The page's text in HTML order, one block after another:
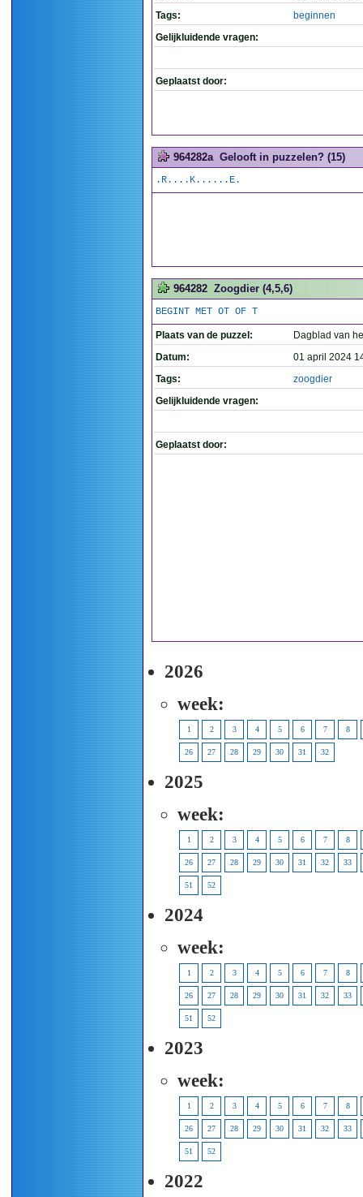
Tags:
beginnen
Gelijkluidende vragen:
Geplaatst door:
964282a Gelooft in puzzelen? (15)
.R....K......E.
964282 Zoogdier (4,5,6)
BEGINT MET OT OF T
Plaats van de puzzel:
Dagblad van
Datum:
01 april 2024
Tags:
zoogdier
Gelijkluidende vragen:
Geplaatst door:
2026
week:
1 2 3 4 5 6 7 8
26 27 28 29 30 31 32
2025
week:
1 2 3 4 5 6 7 8
26 27 28 29 30 31 32 33
51 52
2024
week:
1 2 3 4 5 6 7 8
26 27 28 29 30 31 32 33
51 52
2023
week:
1 2 3 4 5 6 7 8
26 27 28 29 30 31 32 33
51 52
2022